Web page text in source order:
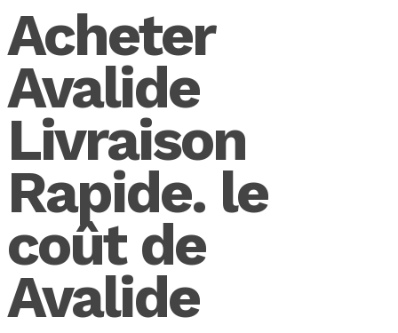
Acheter
Avalide
Livraison
Rapide. le
coût de
Avalide